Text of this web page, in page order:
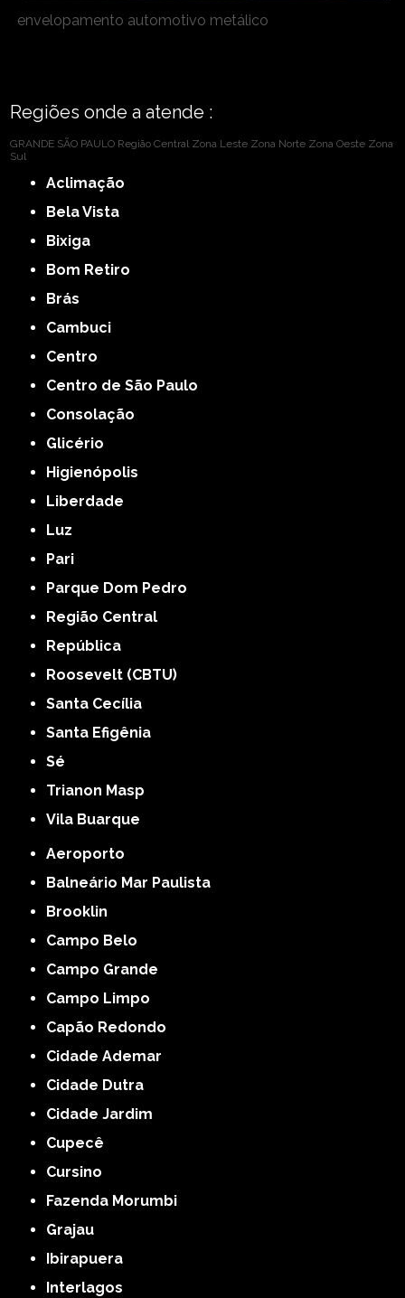
envelopamento automotivo metálico
Regiões onde a atende :
GRANDE SÃO PAULO Região Central Zona Leste Zona Norte Zona Oeste Zona
Sul
Aclimação
Bela Vista
Bixiga
Bom Retiro
Brás
Cambuci
Centro
Centro de São Paulo
Consolação
Glicério
Higienópolis
Liberdade
Luz
Pari
Parque Dom Pedro
Região Central
República
Roosevelt (CBTU)
Santa Cecília
Santa Efigênia
Sé
Trianon Masp
Vila Buarque
Aeroporto
Balneário Mar Paulista
Brooklin
Campo Belo
Campo Grande
Campo Limpo
Capão Redondo
Cidade Ademar
Cidade Dutra
Cidade Jardim
Cupecê
Cursino
Fazenda Morumbi
Grajau
Ibirapuera
Interlagos